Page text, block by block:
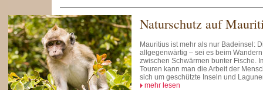
Naturschutz auf
Mauritius ist mehr als nur Badeinsel:
allgegenwärtig – sei es beim
zwischen Schwärmen bunter Fische.
Touren kann man die Arbeit der
sich um geschützte Inseln und
mehr lesen